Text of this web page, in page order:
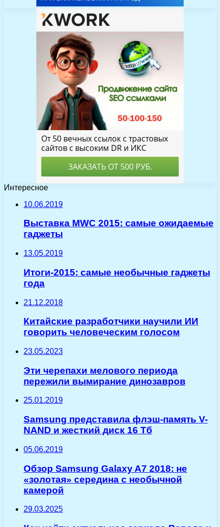
Интересное
10.06.2019
Выставка MWC 2015: самые ожидаемые
гаджеты
13.05.2019
Итоги-2015: самые необычные гаджеты
года
21.12.2018
Китайские разработчики научили ИИ
говорить человеческим голосом
23.05.2023
Эти черепахи мелового периода
пережили вымирание динозавров
25.01.2019
Samsung представила флэш-память V-
NAND и жесткий диск 16 Тб
05.06.2019
Обзор Samsung Galaxy A7 2018: не
«золотая» середина с необычной
камерой
29.03.2025